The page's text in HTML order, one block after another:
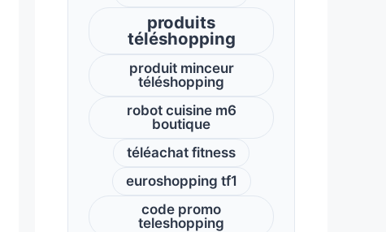
produits
téléshopping
produit minceur
téléshopping
robot cuisine m6
boutique
téléachat fitness
euroshopping tf1
code promo
teleshopping